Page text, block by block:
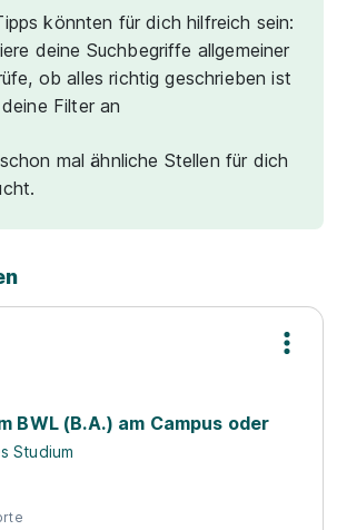
könnten für dich hilfreich sein:
deine Suchbegriffe allgemeiner
ob alles richtig geschrieben ist
Filter an
mal ähnliche Stellen für dich
BWL (B.A.) am Campus oder
Studium